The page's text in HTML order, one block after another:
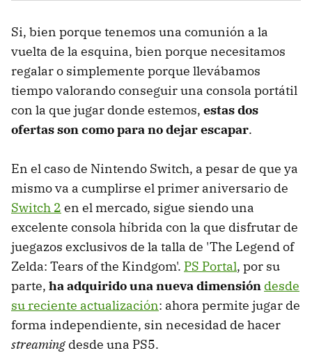
Si, bien porque tenemos una comunión a la
vuelta de la esquina, bien porque necesitamos
regalar o simplemente porque llevábamos
tiempo valorando conseguir una consola portátil
con la que jugar donde estemos, estas dos
ofertas son como para no dejar escapar.
En el caso de Nintendo Switch, a pesar de que ya
mismo va a cumplirse el primer aniversario de
Switch 2 en el mercado, sigue siendo una
excelente consola híbrida con la que disfrutar de
juegazos exclusivos de la talla de 'The Legend of
Zelda: Tears of the Kindgom'. PS Portal, por su
parte, ha adquirido una nueva dimensión desde
su reciente actualización: ahora permite jugar de
forma independiente, sin necesidad de hacer
streaming desde una PS5.